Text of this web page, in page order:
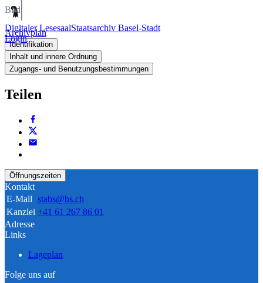
Digitaler LesesaalStaatsarchiv Basel-Stadt
Login
Bild
Archivplan
Identifikation
Inhalt und innere Ordnung
Zugangs- und Benutzungsbestimmungen
Teilen
Öffnungszeiten
Kontakt
E-Mail stabs@bs.ch
Kanzlei +41 61 267 86 01
Adresse
Links
Lageplan
Folge uns auf